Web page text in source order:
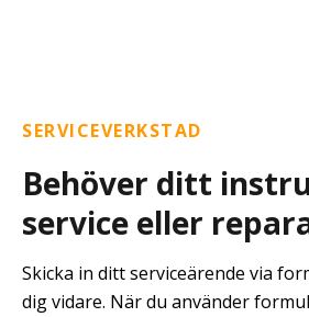
SERVICEVERKSTAD
Behöver ditt
service eller
Skicka in ditt serviceärende via
dig vidare. När du använder